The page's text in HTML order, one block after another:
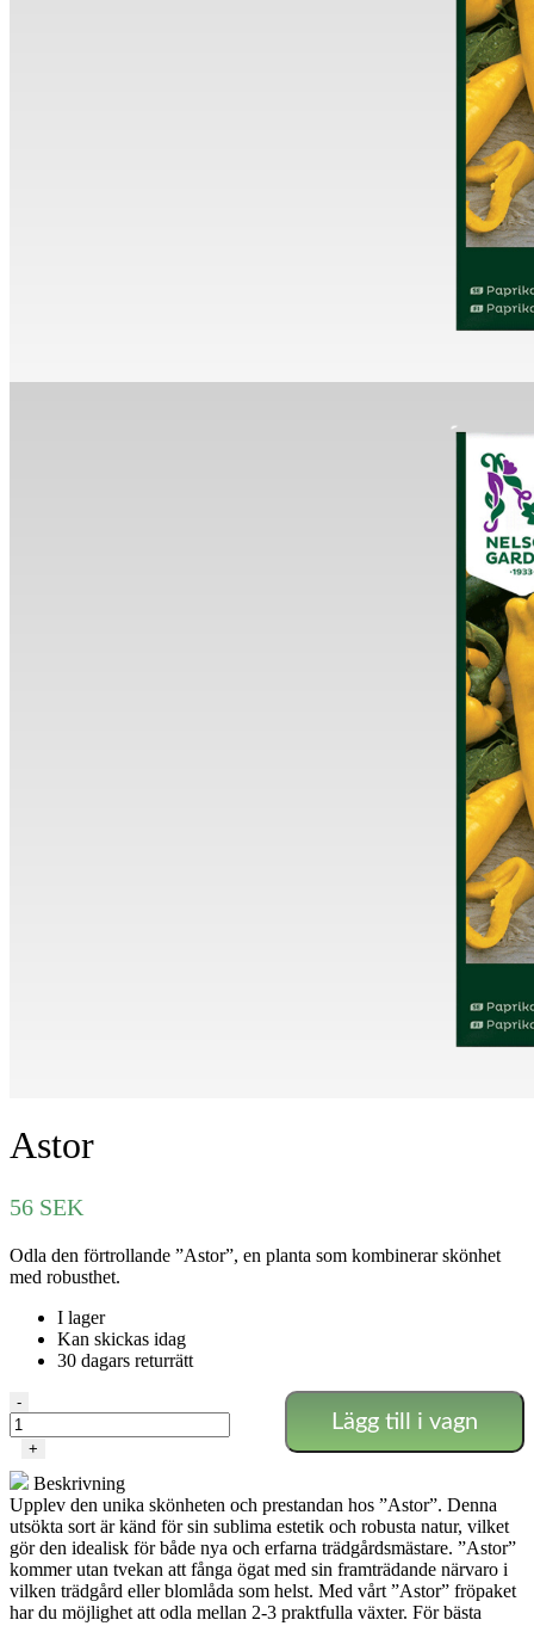
Astor
56 SEK
Odla den förtrollande ”Astor”, en planta som kombinerar skönhet
med robusthet.
I lager
Kan skickas idag
30 dagars returrätt
Astor
mängd
-
+
Lägg till i vagn
Beskrivning
Upplev den unika skönheten och prestandan hos ”Astor”. Denna
utsökta sort är känd för sin sublima estetik och robusta natur, vilket
gör den idealisk för både nya och erfarna trädgårdsmästare. ”Astor”
kommer utan tvekan att fånga ögat med sin framträdande närvaro i
vilken trädgård eller blomlåda som helst. Med vårt ”Astor” fröpaket
har du möjlighet att odla mellan 2-3 praktfulla växter. För bästa